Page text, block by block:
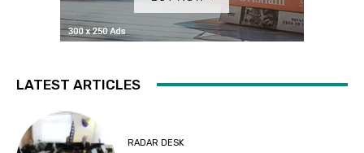
LATEST ARTICLES
RADAR DESK